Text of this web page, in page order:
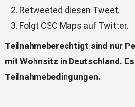
Retweeted diesen Tweet.
Folgt CSC Maps auf Twitter.
Teilnahmeberechtigt sind nur
mit Wohnsitz in Deutschland.
Teilnahmebedingungen.